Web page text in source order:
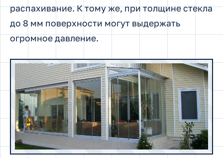
распахивание. К тому же, при толщине стекла
до 8 мм поверхности могут выдержать
огромное давление.